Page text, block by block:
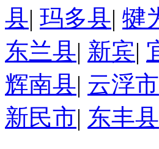
县| 玛多县| 犍
东兰县| 新宾|
辉南县| 云浮市
新民市| 东丰县